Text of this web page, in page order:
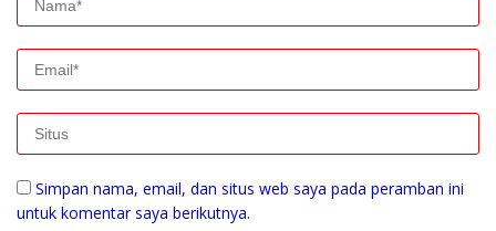
Simpan nama, email, dan situs web saya pada peramban ini
untuk komentar saya berikutnya.